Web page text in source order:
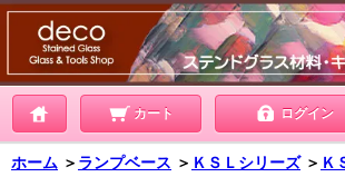
カート ログイン
ホーム ＞ ランプベース ＞ ＫＳＬシリーズ ＞ Ｋ